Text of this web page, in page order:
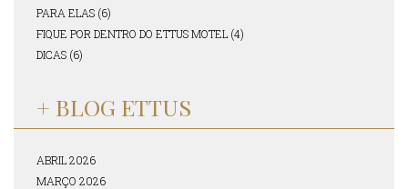
PARA ELAS (6)
FIQUE POR DENTRO DO ETTUS MOTEL (4)
DICAS (6)
+ BLOG ETTUS
ABRIL 2026
MARÇO 2026